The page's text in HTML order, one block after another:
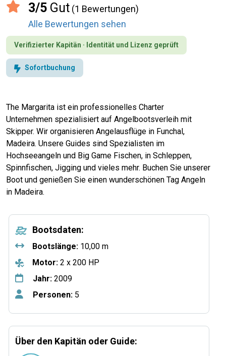
3/5 Gut (1 Bewertungen)
Alle Bewertungen sehen
Verifizierter Kapitän · Identität und Lizenz geprüft
Sofortbuchung
The Margarita ist ein professionelles Charter
Unternehmen spezialisiert auf Angelbootsverleih mit
Skipper. Wir organisieren Angelausflüge in Funchal,
Madeira. Unsere Guides sind Spezialisten im
Hochseeangeln und Big Game Fischen, in Schleppen,
Spinnfischen, Jigging und vieles mehr. Buchen Sie unserer
Boot und genießen Sie einen wunderschönen Tag Angeln
in Madeira.
Bootsdaten:
Bootslänge: 10,00 m
Motor: 2 x 200 HP
Jahr: 2009
Personen: 5
Über den Kapitän oder Guide: